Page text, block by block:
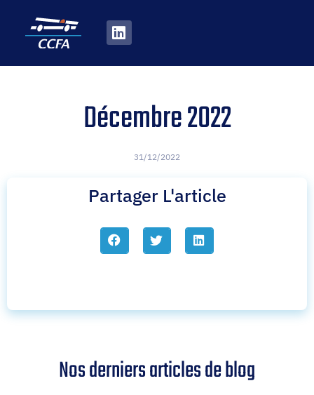
Décembre 2022
31/12/2022
Partager L'article
Nos derniers articles de blog